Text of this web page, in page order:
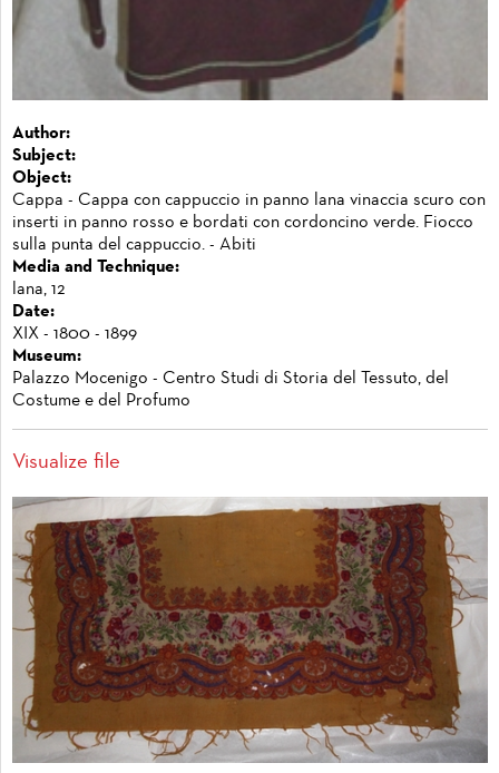
Author:
Subject:
Object:
Cappa - Cappa con cappuccio in panno lana vinaccia scuro con
inserti in panno rosso e bordati con cordoncino verde. Fiocco
sulla punta del cappuccio. - Abiti
Media and Technique:
lana, 12
Date:
XIX - 1800 - 1899
Museum:
Palazzo Mocenigo - Centro Studi di Storia del Tessuto, del
Costume e del Profumo
Visualize file